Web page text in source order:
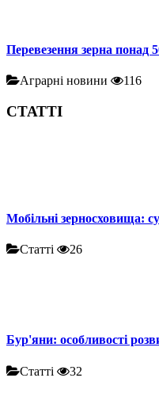
Перевезення зерна понад
Аграрні новини 116
СТАТТІ
Мобільні зерносховища:
Статті 26
Бур'яни: особливості
Статті 32